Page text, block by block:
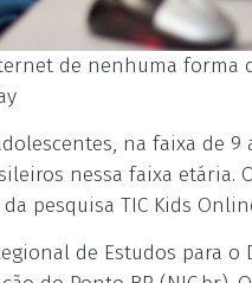
de nenhuma forma
na faixa de
nessa faixa etária.
pesquisa TIC Kids
de Estudos para